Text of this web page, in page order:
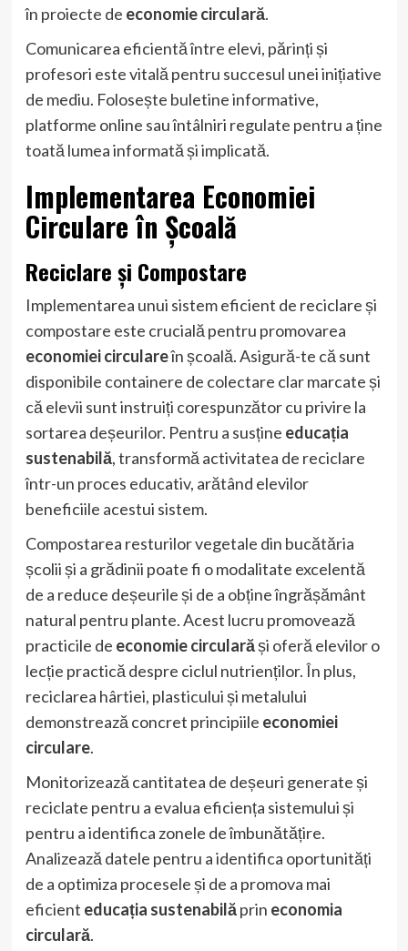
în proiecte de economie circulară.
Comunicarea eficientă între elevi, părinți și
profesori este vitală pentru succesul unei inițiative
de mediu. Folosește buletine informative,
platforme online sau întâlniri regulate pentru a ține
toată lumea informată și implicată.
Implementarea Economiei
Circulare în Școală
Reciclare și Compostare
Implementarea unui sistem eficient de reciclare și
compostare este crucială pentru promovarea
economiei circulareîn școală. Asigură-te că sunt
disponibile containere de colectare clar marcate și
că elevii sunt instruiți corespunzător cu privire la
sortarea deșeurilor. Pentru a susține educația
sustenabilă, transformă activitatea de reciclare
într-un proces educativ, arătând elevilor
beneficiile acestui sistem.
Compostarea resturilor vegetale din bucătăria
școlii și a grădinii poate fi o modalitate excelentă
de a reduce deșeurile și de a obține îngrășământ
natural pentru plante. Acest lucru promovează
practicile de economie circularăși oferă elevilor o
lecție practică despre ciclul nutrienților. În plus,
reciclarea hârtiei, plasticului și metalului
demonstrează concret principiile economiei
circulare.
Monitorizează cantitatea de deșeuri generate și
reciclate pentru a evalua eficiența sistemului și
pentru a identifica zonele de îmbunătățire.
Analizează datele pentru a identifica oportunități
de a optimiza procesele și de a promova mai
eficient educația sustenabilăprin economia
circulară.